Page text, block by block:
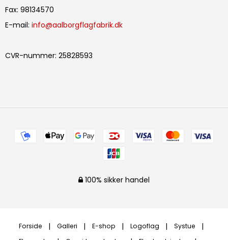
Fax: 98134570
E-mail: info@aalborgflagfabrik.dk
CVR-nummer: 25828593
100% sikker handel
Forside Galleri E-shop Logoflag
Systue